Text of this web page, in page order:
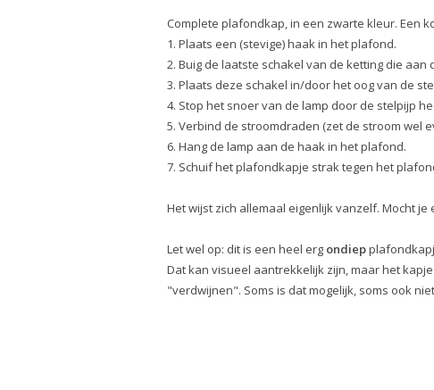
Complete plafondkap, in een zwarte kleur. Een
1. Plaats een (stevige) haak in het plafond.
2. Buig de laatste schakel van de ketting die aan
3. Plaats deze schakel in/door het oog van de
4. Stop het snoer van de lamp door de stelpijp
5. Verbind de stroomdraden (zet de stroom wel
6. Hang de lamp aan de haak in het plafond.
7. Schuif het plafondkapje strak tegen het
Het wijst zich allemaal eigenlijk vanzelf. Mocht
Let wel op: dit is een heel erg ondiep
Dat kan visueel aantrekkelijk zijn, maar het
"verdwijnen". Soms is dat mogelijk, soms ook